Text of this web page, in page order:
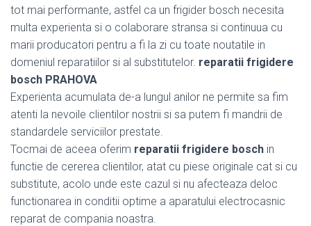
tot mai performante, astfel ca un frigider bosch necesita
multa experienta si o colaborare stransa si continuua cu
marii producatori pentru a fi la zi cu toate noutatile in
domeniul reparatiilor si al substitutelor. reparatii frigidere
bosch PRAHOVA
Experienta acumulata de-a lungul anilor ne permite sa fim
atenti la nevoile clientilor nostrii si sa putem fi mandrii de
standardele serviciilor prestate.
Tocmai de aceea oferim reparatii frigidere bosch in
functie de cererea clientilor, atat cu piese originale cat si cu
substitute, acolo unde este cazul si nu afecteaza deloc
functionarea in conditii optime a aparatului electrocasnic
reparat de compania noastra.